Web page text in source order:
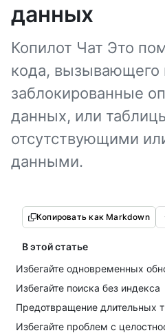
данных
Копилот Чат Это
кода,
заблокированные
данных, или
отсутствующими
данными.
Копировать как Markdown
В этой статье
Избегайте одновременных
Избегайте поиска без индекса
Предотвращение длительных
Избегайте проблем с